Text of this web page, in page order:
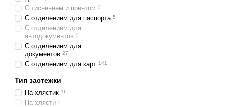
С тиснением и принтом 0
С отделением для паспорта 5
С отделением для
автодокументов 0
С отделением для
документов 27
С отделением для карт 141
Тип застежки
На хлястик 16
На хлясти 0